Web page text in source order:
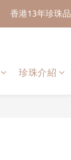
香港13年珍珠
香港13年珍珠
新會員首單九五折
香港13年珍珠
珍珠介紹